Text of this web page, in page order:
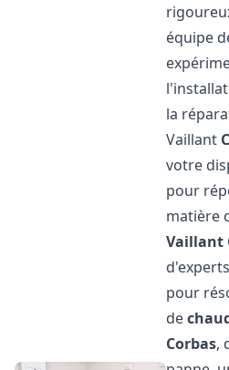
équipe
la
Vaillant
votre
pour
matière
Vaillant
pour
de
Corbas,